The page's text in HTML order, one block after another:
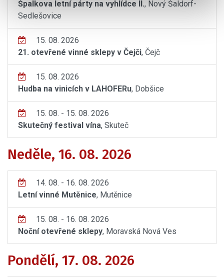
Špalkova letní párty na vyhlídce II., Nový Šaldorf-
Sedlešovice
15. 08. 2026
21. otevřené vinné sklepy v Čejči, Čejč
15. 08. 2026
Hudba na vinicích v LAHOFERu, Dobšice
15. 08. - 15. 08. 2026
Skutečný festival vína, Skuteč
Neděle, 16. 08. 2026
14. 08. - 16. 08. 2026
Letní vinné Mutěnice, Mutěnice
15. 08. - 16. 08. 2026
Noční otevřené sklepy, Moravská Nová Ves
Pondělí, 17. 08. 2026